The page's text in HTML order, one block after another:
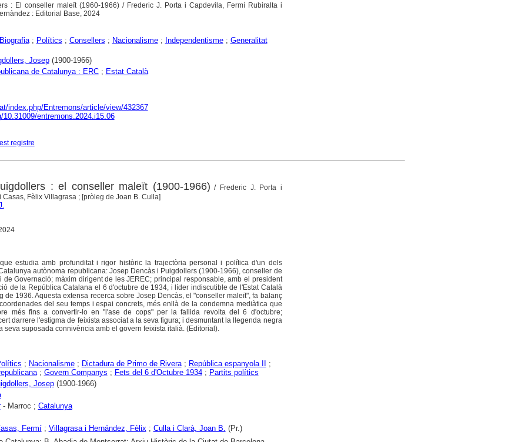
: El conseller maleït (1960-1966) / Frederic J. Porta i Capdevila, Fermí Rubiralta i
: Editorial Base, 2024
Biografia; Polítics ; Consellers ; Nacionalisme; Independentisme; Generalitat
Josep(1900-1966)
de Catalunya : ERC; Estat Català
index.php/Entremons/article/view/432367
10.31009/entremons.2024.i15.06
registre
: el conseller maleït (1900-1966) / Frederic J. Porta i
Fèlix Villagrasa ; [pròleg de Joan B. Culla]
estudia amb profunditat i rigor històric la trajectòria personal i política d'un dels
autònoma republicana: Josep Dencàs i Puigdollers (1900-1966), conseller de
de Governació; màxim dirigent de les JEREC; principal responsable, amb el president
de la República Catalana el 6 d'octubre de 1934, i líder indiscutible de l'Estat Català
de 1936. Aquesta extensa recerca sobre Josep Dencàs, el "conseller maleït", fa balanç
del seu temps i espai concrets, més enllà de la condemna mediàtica que
més fins a convertir-lo en "l'ase de cops" per la fallida revolta del 6 d'octubre;
darrere l'estigma de feixista associat a la seva figura; i desmuntant la llegenda negra
seva suposada connivència amb el govern feixista italià. (Editorial).
; Nacionalisme; Dictadura de Primo de Rivera; República espanyola II ;
; Govern Companys ; Fets del 6 d'Octubre 1934; Partits polítics
Josep(1900-1966)
- Marroc ; Catalunya
Fermí; Villagrasa i Hernández, Fèlix ; Culla i Clarà, Joan B. (Pr.)